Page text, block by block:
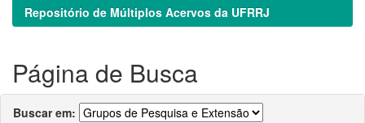
Repositório de Múltiplos Acervos da UFRRJ
Página de Busca
Buscar em: